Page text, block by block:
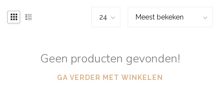
Geen producten gevonden!
GA VERDER MET WINKELEN